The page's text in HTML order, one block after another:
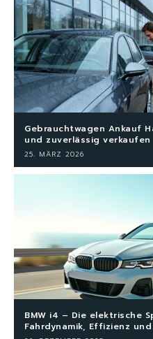
Gebrauchtwagen Ankauf
und zuverlässig verkaufen
25. MÄRZ 2026
BMW i4 – Die elektrische
Fahrdynamik, Effizienz